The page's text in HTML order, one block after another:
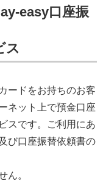
easy口座振
ス
ードをお持ちのお客
ネット上で預金口座
スです。ご利用にあ
び口座振替依頼書の
ん。